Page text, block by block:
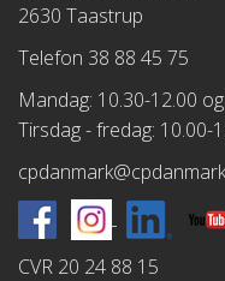
2630 Taastrup
Telefon 38 88 45 75
Mandag: 10.30-12.00
Tirsdag - fredag: 10.00-
CVR 20 24 88 15